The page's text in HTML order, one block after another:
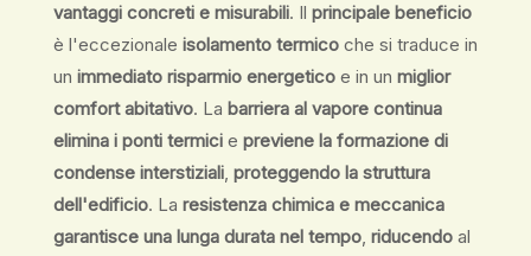
vantaggi concreti e misurabili. Il principale beneficio
è l'eccezionale isolamento termico che si traduce in
un immediato risparmio energetico e in un miglior
comfort abitativo. La barriera al vapore continua
elimina i ponti termici e previene la formazione di
condense interstiziali, proteggendo la struttura
dell'edificio. La resistenza chimica e meccanica
garantisce una lunga durata nel tempo, riducendo al